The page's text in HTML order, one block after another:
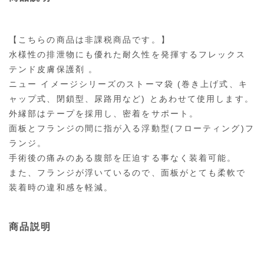
【こちらの商品は非課税商品です。】
水様性の排泄物にも優れた耐久性を発揮するフレックス
テンド皮膚保護剤 。
ニュー イメージシリーズのストーマ袋 (巻き上げ式、キ
ャップ式、閉鎖型、尿路用など) とあわせて使用します。
外縁部はテープを採用し、密着をサポート。
面板とフランジの間に指が入る浮動型(フローティング)フ
ランジ。
手術後の痛みのある腹部を圧迫する事なく装着可能。
また、フランジが浮いているので、面板がとても柔軟で
装着時の違和感を軽減。
商品説明